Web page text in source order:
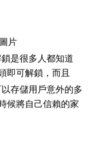
片
是很多人都知道
即可解鎖，而且
存儲用戶意外的多
候將自己信賴的家